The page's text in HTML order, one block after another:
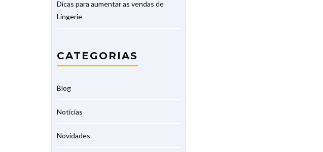
Dicas para aumentar as vendas de
Lingerie
CATEGORIAS
Blog
Notícias
Novidades